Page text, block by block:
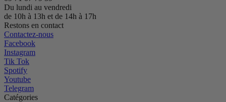
Du lundi au vendredi
de 10h à 13h et de 14h à 17h
Restons en contact
Contactez-nous
Facebook
Instagram
Tik Tok
Spotify
Youtube
Telegram
Catégories